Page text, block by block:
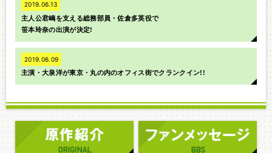
2019.06.13
主人公君嶋を支える総務部員・佐倉多英役で
笹本玲奈の出演が決定!
2019.06.09
主演・大泉洋が東京・丸の内のオフィス街でクランクイン!!